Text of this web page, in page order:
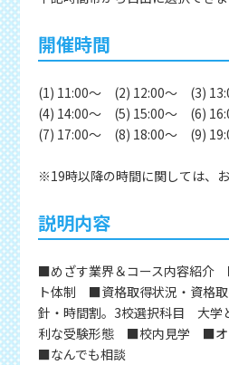
開催時間
(1) 11:00〜 (2) 12:00〜 (3)
(4) 14:00〜 (5) 15:00〜 (6)
(7) 17:00〜 (8) 18:00〜 (9)
※19時以降の時間に関しては、
説明内容
■めざす業界＆コース内容紹介
ト体制 ■資格取得状況・資格
針・時間割。3校選択科目 大
利な受験形態 ■校内見学 ■オ
■なんでも相談